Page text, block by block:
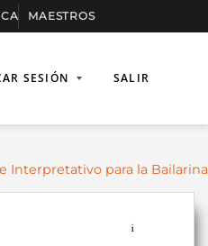
MAESTROS
SESIÓN SALIR
Interpretativo para la Bailarina